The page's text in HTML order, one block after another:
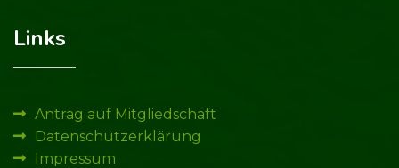
Links
Antrag auf Mitgliedschaft
Datenschutzerklärung
Impressum